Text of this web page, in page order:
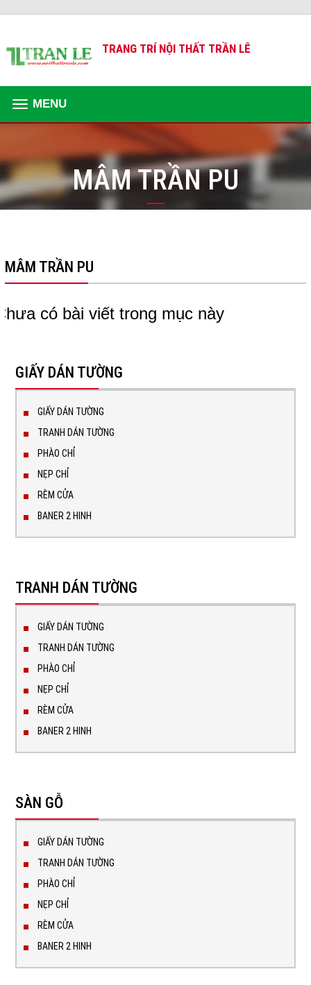
TRANG TRÍ NỘI THẤT TRẦN LÊ
MENU
MÂM TRẦN PU
MÂM TRẦN PU
có bài viết trong mục này
GIẤY DÁN TƯỜNG
GIẤY DÁN TƯỜNG
TRANH DÁN TƯỜNG
PHÀO CHỈ
NẸP CHỈ
RÈM CỬA
BANER 2 HINH
TRANH DÁN TƯỜNG
GIẤY DÁN TƯỜNG
TRANH DÁN TƯỜNG
PHÀO CHỈ
NẸP CHỈ
RÈM CỬA
BANER 2 HINH
SÀN GỖ
GIẤY DÁN TƯỜNG
TRANH DÁN TƯỜNG
PHÀO CHỈ
NẸP CHỈ
RÈM CỬA
BANER 2 HINH